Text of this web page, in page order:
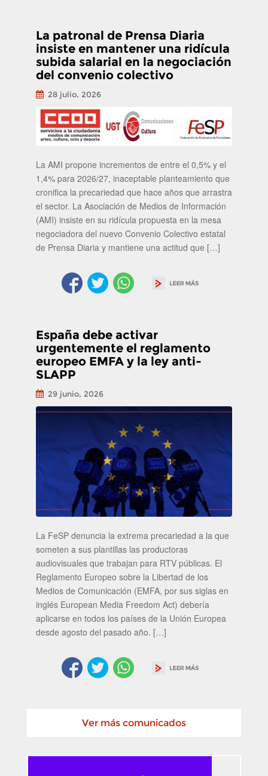
La patronal de Prensa Diaria
insiste en mantener una ridícula
subida salarial en la negociación
del convenio colectivo
28 julio, 2026
La AMI propone incrementos de entre el 0,5% y el
1,4% para 2026/27, inaceptable planteamiento que
cronifica la precariedad que hace años que arrastra
el sector. La Asociación de Medios de Información
(AMI) insiste en su ridícula propuesta en la mesa
negociadora del nuevo Convenio Colectivo estatal
de Prensa Diaria y mantiene una actitud que […]
España debe activar
urgentemente el reglamento
europeo EMFA y la ley anti-
SLAPP
29 junio, 2026
La FeSP denuncia la extrema precariedad a la que
someten a sus plantillas las productoras
audiovisuales que trabajan para RTV públicas. El
Reglamento Europeo sobre la Libertad de los
Medios de Comunicación (EMFA, por sus siglas en
inglés European Media Freedom Act) debería
aplicarse en todos los países de la Unión Europea
desde agosto del pasado año. […]
Ver más comunicados